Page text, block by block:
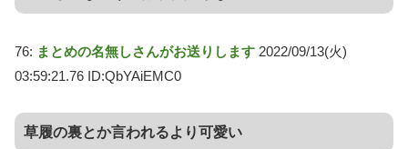
76: まとめの名無しさんがお送りします 2022/09/13(火)
03:59:21.76 ID:QbYAiEMC0
草履の裏とか言われるより可愛い